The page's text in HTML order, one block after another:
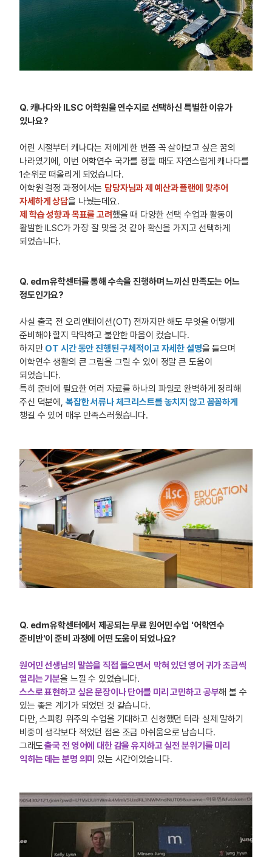
Q. 캐나다와 ILSC 어학원을 연수지로 선택하신 특별한 이유가
있나요?
어린 시절부터 캐나다는 저에게 한 번쯤 꼭 살아보고 싶은 꿈의
나라였기에, 이번 어학연수 국가를 정할 때도 자연스럽게 캐나다를
1순위로 떠올리게 되었습니다.
어학원 결정 과정에서는 담당자님과 제 예산과 플랜에 맞추어
자세하게 상담을 나눴는데요.
제 학습 성향과 목표를 고려했을 때 다양한 선택 수업과 활동이
활발한 ILSC가 가장 잘 맞을 것 같아 확신을 가지고 선택하게
되었습니다.
Q. edm유학센터를 통해 수속을 진행하며 느끼신 만족도는 어느
정도인가요?
사실 출국 전 오리엔테이션(OT) 전까지만 해도 무엇을 어떻게
준비해야 할지 막막하고 불안한 마음이 컸습니다.
하지만 OT 시간 동안 진행된 구체적이고 자세한 설명을 들으며
어학연수 생활의 큰 그림을 그릴 수 있어 정말 큰 도움이
되었습니다.
특히 준비에 필요한 여러 자료를 하나의 파일로 완벽하게 정리해
주신 덕분에, 복잡한 서류나 체크리스트를 놓치지 않고 꼼꼼하게
챙길 수 있어 매우 만족스러웠습니다.
Q. edm유학센터에서 제공되는 무료 원어민 수업 '어학연수
준비반'이 준비 과정에 어떤 도움이 되었나요?
원어민 선생님의 말씀을 직접 들으면서 막혀 있던 영어 귀가 조금씩
열리는 기분을 느낄 수 있었습니다.
스스로 표현하고 싶은 문장이나 단어를 미리 고민하고 공부해 볼 수
있는 좋은 계기가 되었던 것 같습니다.
다만, 스피킹 위주의 수업을 기대하고 신청했던 터라 실제 말하기
비중이 생각보다 적었던 점은 조금 아쉬움으로 남습니다.
그래도출국 전 영어에 대한 감을 유지하고 실전 분위기를 미리
익히는 데는 분명 의미 있는 시간이었습니다.